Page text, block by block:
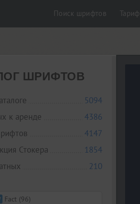
Поиск шрифтов
ШРИФТОВ
5094
к аренде
4386
4147
Стокера
1854
210
Fact (96)